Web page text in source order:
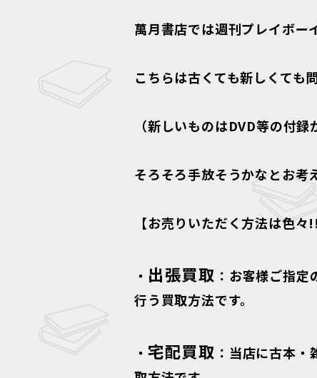
萬月書店では週刊プレイボー
こちらは古くても新しくても
（新しいものはDVD等の付
そろそろ手放そうかなとお考
【お売りいただく方法は色々!!
・ 出張買取 ：お客様ご指
行う買取方法です。
・ 宅配買取 ：当店に古本